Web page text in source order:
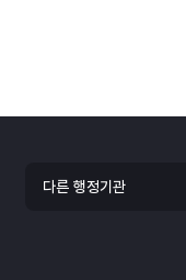
다른 행정기관